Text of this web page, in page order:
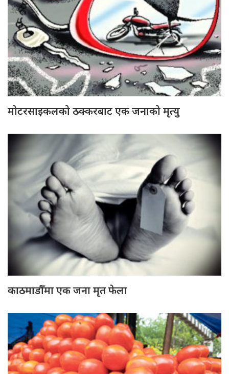
मोटरसाइकलको ठक्करबाट एक जनाको मृत्यु
काठमाडौँमा एक जना मृत फेला